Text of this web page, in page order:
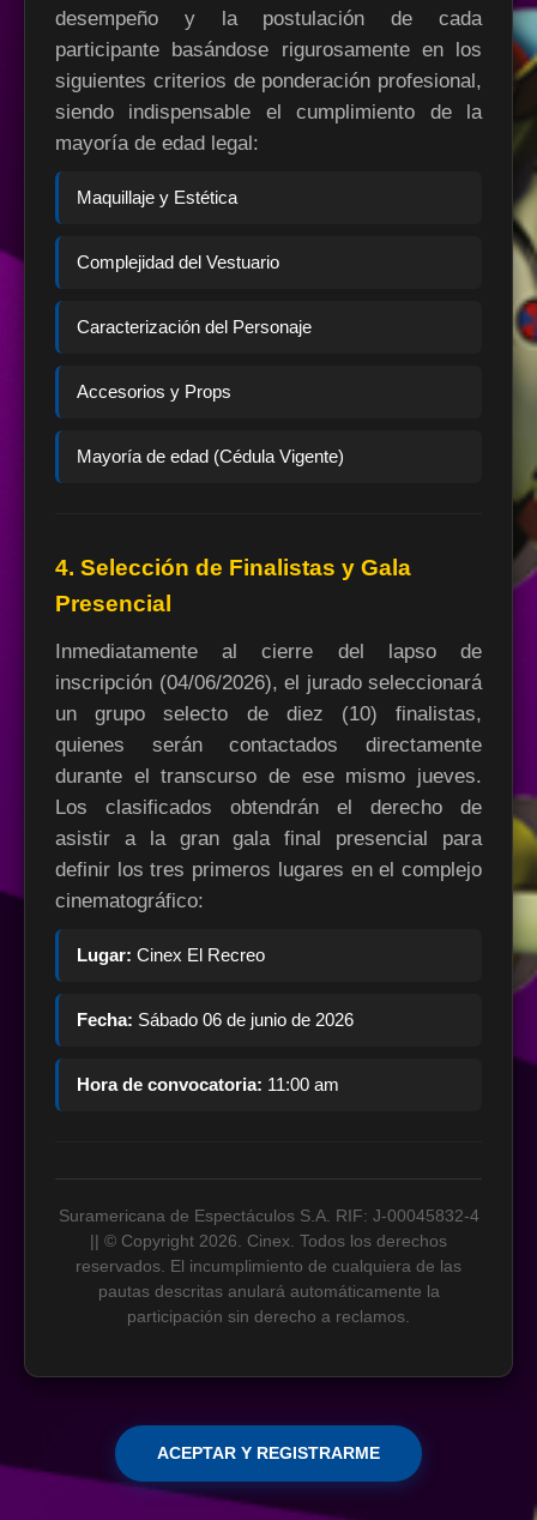
desempeño y la postulación de cada
participante basándose rigurosamente en los
siguientes criterios de ponderación profesional,
siendo indispensable el cumplimiento de la
mayoría de edad legal:
Maquillaje y Estética
Complejidad del Vestuario
Caracterización del Personaje
Accesorios y Props
Mayoría de edad (Cédula Vigente)
4. Selección de Finalistas y Gala
Presencial
Inmediatamente al cierre del lapso de
inscripción (04/06/2026), el jurado seleccionará
un grupo selecto de diez (10) finalistas,
quienes serán contactados directamente
durante el transcurso de ese mismo jueves.
Los clasificados obtendrán el derecho de
asistir a la gran gala final presencial para
definir los tres primeros lugares en el complejo
cinematográfico:
Lugar: Cinex El Recreo
Fecha: Sábado 06 de junio de 2026
Hora de convocatoria: 11:00 am
Suramericana de Espectáculos S.A. RIF: J-00045832-4
|| © Copyright 2026. Cinex. Todos los derechos
reservados. El incumplimiento de cualquiera de las
pautas descritas anulará automáticamente la
participación sin derecho a reclamos.
ACEPTAR Y REGISTRARME